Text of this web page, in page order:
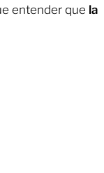
entender que la